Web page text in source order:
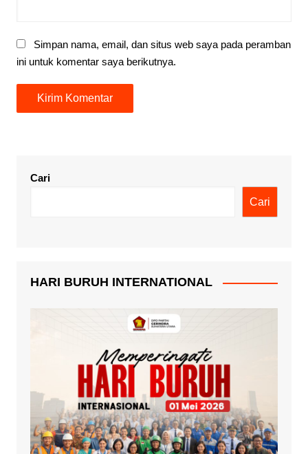
Simpan nama, email, dan situs web saya pada peramban
ini untuk komentar saya berikutnya.
Cari
Cari
HARI BURUH INTERNATIONAL